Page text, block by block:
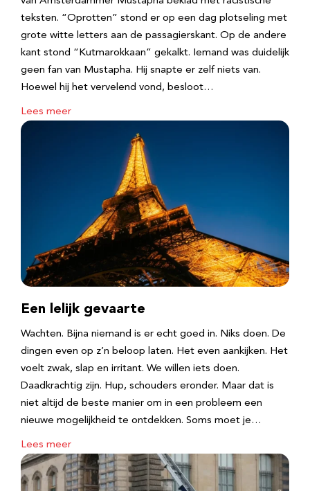
teksten. “Oprotten” stond er op een dag plotseling met
grote witte letters aan de passagierskant. Op de andere
kant stond “Kutmarokkaan” gekalkt. Iemand was duidelijk
geen fan van Mustapha. Hij snapte er zelf niets van.
Hoewel hij het vervelend vond, besloot…
Lees meer
Een lelijk gevaarte
Wachten. Bijna niemand is er echt goed in. Niks doen. De
dingen even op z’n beloop laten. Het even aankijken. Het
voelt zwak, slap en irritant. We willen iets doen.
Daadkrachtig zijn. Hup, schouders eronder. Maar dat is
niet altijd de beste manier om in een probleem een
nieuwe mogelijkheid te ontdekken. Soms moet je…
Lees meer